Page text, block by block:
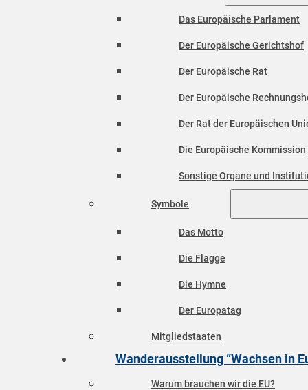
Das Europäische Parlament
Der Europäische Gerichtshof
Der Europäische Rat
Der Europäische
Der Rat der Europäischen
Die Europäische Kommission
Sonstige Organe und
Symbole
Das Motto
Die Flagge
Die Hymne
Der Europatag
Mitgliedstaaten
Wanderausstellung “Wachsen in
Warum brauchen wir die EU?